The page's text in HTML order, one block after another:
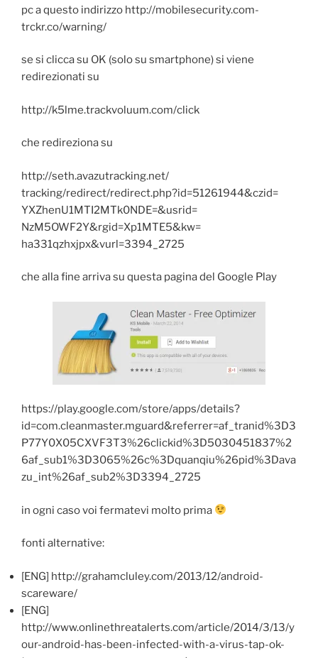
pc a questo indirizzo http://mobilesecurity.com-
trckr.co/warning/
se si clicca su OK (solo su smartphone) si viene
redirezionati su
http://k5lme.trackvoluum.com/click
che redireziona su
http://seth.avazutracking.net/
tracking/redirect/redirect.php?id=51261944&czid=
YXZhenU1MTI2MTk0NDE=&usrid=
NzM5OWF2Y&rgid=Xp1MTE5&kw=
ha331qzhxjpx&vurl=3394_2725
che alla fine arriva su questa pagina del Google Play
https://play.google.com/store/apps/details?
id=com.cleanmaster.mguard&referrer=af_tranid%3D3
P77Y0X05CXVF3T3%26clickid%3D5030451837%2
6af_sub1%3D3065%26c%3Dquanqiu%26pid%3Dava
zu_int%26af_sub2%3D3394_2725
in ogni caso voi fermatevi molto prima
fonti alternative:
[ENG] http://grahamcluley.com/2013/12/android-
scareware/
[ENG]
http://www.onlinethreatalerts.com/article/2014/3/13/y
our-android-has-been-infected-with-a-virus-tap-ok-